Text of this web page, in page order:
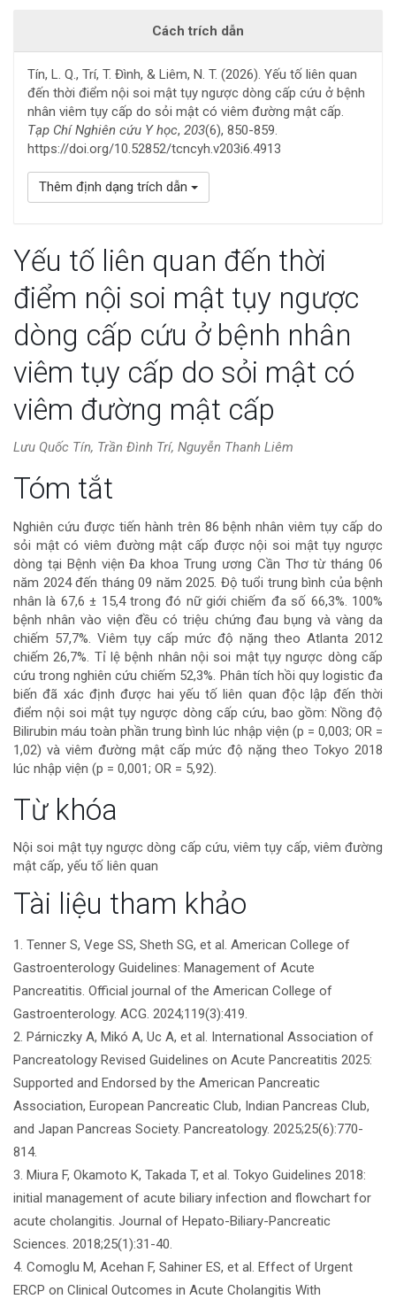
Cách trích dẫn
Tín, L. Q., Trí, T. Đình, & Liêm, N. T. (2026). Yếu tố liên quan
đến thời điểm nội soi mật tụy ngược dòng cấp cứu ở bệnh
nhân viêm tụy cấp do sỏi mật có viêm đường mật cấp.
Tạp Chí Nghiên cứu Y học, 203(6), 850-859.
https://doi.org/10.52852/tcncyh.v203i6.4913
Thêm định dạng trích dẫn
Yếu tố liên quan đến thời
điểm nội soi mật tụy ngược
dòng cấp cứu ở bệnh nhân
viêm tụy cấp do sỏi mật có
viêm đường mật cấp
Lưu Quốc Tín, Trần Đình Trí, Nguyễn Thanh Liêm
Nội
dung
chính
của
bài
viết
Tóm tắt
Nghiên cứu được tiến hành trên 86 bệnh nhân viêm tụy cấp do
sỏi mật có viêm đường mật cấp được nội soi mật tụy ngược
dòng tại Bệnh viện Đa khoa Trung ương Cần Thơ từ tháng 06
năm 2024 đến tháng 09 năm 2025. Độ tuổi trung bình của bệnh
nhân là 67,6 ± 15,4 trong đó nữ giới chiếm đa số 66,3%. 100%
bệnh nhân vào viện đều có triệu chứng đau bụng và vàng da
chiếm 57,7%. Viêm tụy cấp mức độ nặng theo Atlanta 2012
chiếm 26,7%. Tỉ lệ bệnh nhân nội soi mật tụy ngược dòng cấp
cứu trong nghiên cứu chiếm 52,3%. Phân tích hồi quy logistic đa
biến đã xác định được hai yếu tố liên quan độc lập đến thời
điểm nội soi mật tụy ngược dòng cấp cứu, bao gồm: Nồng độ
Bilirubin máu toàn phần trung bình lúc nhập viện (p = 0,003; OR =
1,02) và viêm đường mật cấp mức độ nặng theo Tokyo 2018
lúc nhập viện (p = 0,001; OR = 5,92).
Chi
tiết
bài
viết
Từ khóa
Nội soi mật tụy ngược dòng cấp cứu, viêm tụy cấp, viêm đường
mật cấp, yếu tố liên quan
Tài liệu tham khảo
1. Tenner S, Vege SS, Sheth SG, et al. American College of
Gastroenterology Guidelines: Management of Acute
Pancreatitis. Official journal of the American College of
Gastroenterology. ACG. 2024;119(3):419.
2. Párniczky A, Mikó A, Uc A, et al. International Association of
Pancreatology Revised Guidelines on Acute Pancreatitis 2025:
Supported and Endorsed by the American Pancreatic
Association, European Pancreatic Club, Indian Pancreas Club,
and Japan Pancreas Society. Pancreatology. 2025;25(6):770-
814.
3. Miura F, Okamoto K, Takada T, et al. Tokyo Guidelines 2018:
initial management of acute biliary infection and flowchart for
acute cholangitis. Journal of Hepato-Biliary-Pancreatic
Sciences. 2018;25(1):31-40.
4. Comoglu M, Acehan F, Sahiner ES, et al. Effect of Urgent
ERCP on Clinical Outcomes in Acute Cholangitis With